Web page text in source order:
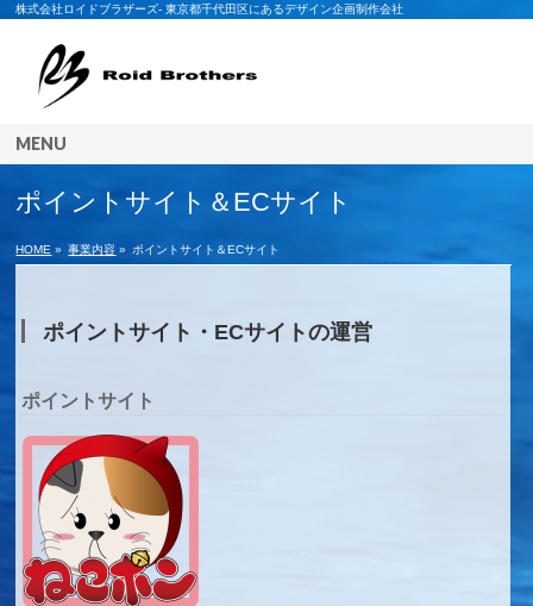
株式会社ロイドブラザーズ- 東京都千代田区にあるデザイン企画制作会社
MENU
ポイントサイト＆ECサイト
HOME » 事業内容 » ポイントサイト＆ECサイト
ポイントサイト・ECサイトの運営
ポイントサイト